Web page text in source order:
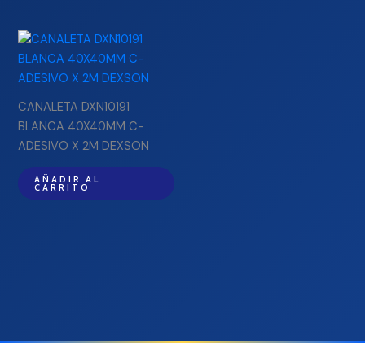
CANALETA DXN10191
BLANCA 40X40MM C-
ADESIVO X 2M DEXSON
AÑADIR AL
CARRITO